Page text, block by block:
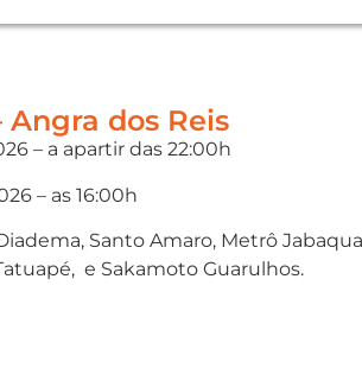
Angra dos Reis
– a apartir das 22:00h
– as 16:00h
Santo Amaro, Metrô
e Sakamoto Guarulhos.